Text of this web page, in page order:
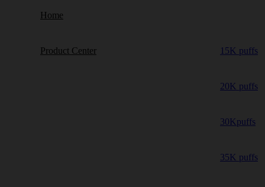
Home
Product Center 15K puffs
20K puffs
30Kpuffs
35K puffs